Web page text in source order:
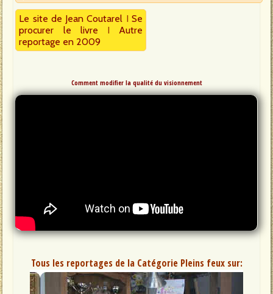
Le site de Jean Coutarel I Se
procurer le livre I Autre
reportage en 2009
Comment modifier la qualité du visionnement
Tous les reportages de la Catégorie Pleins feux sur: